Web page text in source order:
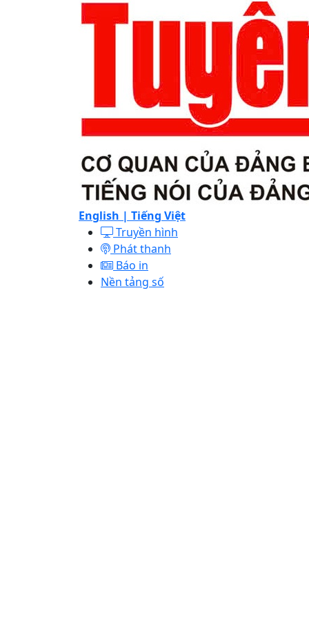
English | Tiếng Việt
Truyền hình
Phát thanh
Báo in
Nền tảng số